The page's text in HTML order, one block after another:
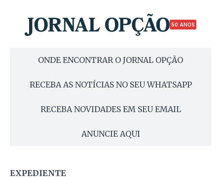
50 ANOS
ONDE ENCONTRAR O JORNAL OPÇÃO
RECEBA AS NOTÍCIAS NO SEU WHATSAPP
RECEBA NOVIDADES EM SEU EMAIL
ANUNCIE AQUI
EXPEDIENTE